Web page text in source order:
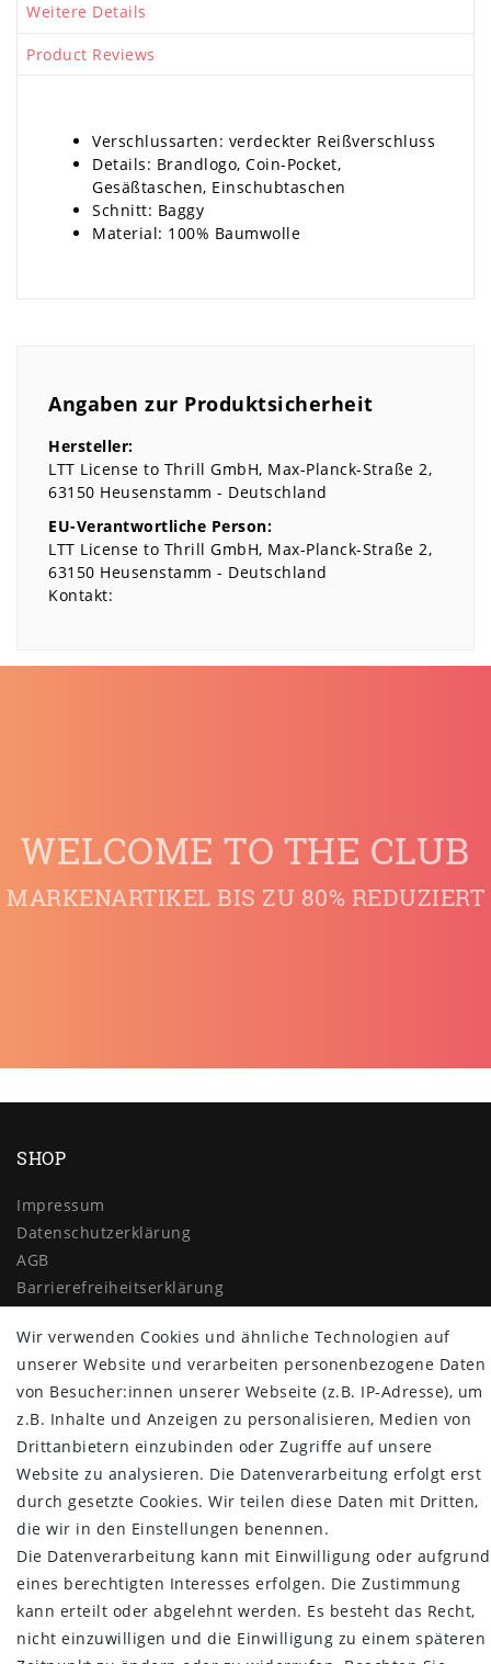
Weitere Details
Product Reviews
Verschlussarten: verdeckter Reißverschluss
Details: Brandlogo, Coin-Pocket,
Gesäßtaschen, Einschubtaschen
Schnitt: Baggy
Material: 100% Baumwolle
Angaben zur Produktsicherheit
Hersteller:
LTT License to Thrill GmbH Max-Planck-Straße 2
63150 Heusenstamm
Deutschland
EU-Verantwortliche Person:
LTT License to Thrill GmbH Max-Planck-Straße 2
63150 Heusenstamm
Deutschland
Kontakt:
WELCOME TO THE CLUB
MARKENARTIKEL BIS ZU 80% REDUZIERT
SHOP
Impressum
Daten­schutz­erklärung
AGB
Barrierefreiheitserklärung
Vertrag widerrufen
MYPOPUPCLUB
Über uns
Retoure
Versand- und Zahlungsbedingungen
NEWSLETTER
E-MAIL **
Newsletter
Honig
Hiermit bestätige ich, dass ich die Daten­schutz­erklärunggelesen habe.
Meine Einwilligung kann ich jederzeit widerrufen.**
Wir verwenden Cookies und ähnliche Technologien auf
unserer Website und verarbeiten personenbezogene Daten
von Besucher:innen unserer Webseite (z.B. IP-Adresse), um
z.B. Inhalte und Anzeigen zu personalisieren, Medien von
Drittanbietern einzubinden oder Zugriffe auf unsere
Website zu analysieren. Die Datenverarbeitung erfolgt erst
durch gesetzte Cookies. Wir teilen diese Daten mit Dritten,
die wir in den Einstellungen benennen.
Die Datenverarbeitung kann mit Einwilligung oder aufgrund
eines berechtigten Interesses erfolgen. Die Zustimmung
kann erteilt oder abgelehnt werden. Es besteht das Recht,
nicht einzuwilligen und die Einwilligung zu einem späteren